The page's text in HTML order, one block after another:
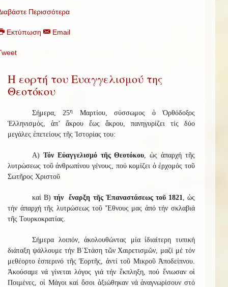
Περισσότερα
Εκτύπωση Email
Η εορτή του Ευαγγελισμού της
Θεοτόκου
Σήμερα, 25η
Μαρτίου, σύσσωμος ὁ Ὀρθόδοξος
Ἑλληνισμός, ἀπ’ ἄκρου ἕως ἄκρου, πανηγυρίζει τίς δύο
μεγάλες ἐπετείους τῆς Ἱστορίας του:
Α) Τόν Εὐαγγελισμό τῆς Θεοτόκου, ὡς ἀπαρχή τῆς
λυτρώσεως τοῦ ἀνθρωπίνου γένους, πού κομίζει ὁ ἐρχομός τοῦ
Σωτῆρος Χριστοῦ
καί Β)τήν ἔναρξη τῆς Ἐπαναστάσεως τοῦ 1821, ὡς
τήν ἀπαρχή τῆς λυτρώσεως τοῦ Ἔθνους μας ἀπό τήν σκλαβιά
τῆς Τουρκοκρατίας.
Σήμερα λοιπόν, ἀκολουθώντας μία ἰδιαίτερη τυπική
διάταξη ψάλλουμε τήν Β΄Στάση τῶν Χαιρετισμῶν, μαζί μέ τόν
μεθέορτο ἑσπερινό τῆς Ἑορτῆς, ἀντί τοῦ Μικροῦ Ἀποδείπνου.
Ἀκούσαμε νά γίνεται λόγος γιά τήν ἔκπληξη, πού ἔνιωσαν οἱ
Ποιμένες, οἱ Μάγοι καί ὅσοι ἀξιώθηκαν νά ἀναγνωρίσουν στό